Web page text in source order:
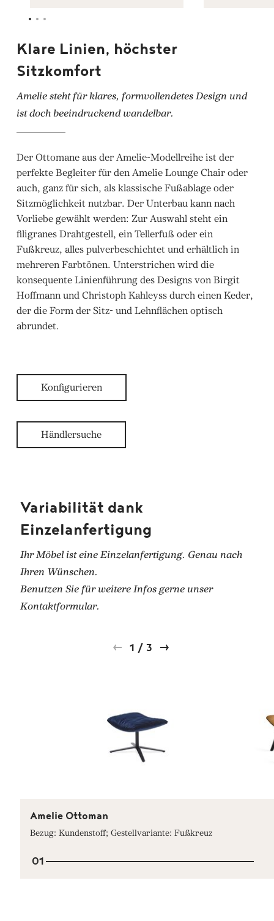
Klare Linien, höchster
Sitzkomfort
Amelie steht für klares, formvollendetes Design und
ist doch beeindruckend wandelbar.
Der Ottomane aus der Amelie-Modellreihe ist der
perfekte Begleiter für den Amelie Lounge Chair oder
auch, ganz für sich, als klassische Fußablage oder
Sitzmöglichkeit nutzbar. Der Unterbau kann nach
Vorliebe gewählt werden: Zur Auswahl steht ein
filigranes Drahtgestell, ein Tellerfuß oder ein
Fußkreuz, alles pulverbeschichtet und erhältlich in
mehreren Farbtönen. Unterstrichen wird die
konsequente Linienführung des Designs von Birgit
Hoffmann und Christoph Kahleyss durch einen Keder,
der die Form der Sitz- und Lehnflächen optisch
abrundet.
Konfigurieren
Händlersuche
Variabilität dank
Einzelanfertigung
Ihr Möbel ist eine Einzelanfertigung. Genau nach
Ihren Wünschen.
Benutzen Sie für weitere Infos gerne unser
Kontaktformular.
1 / 3
Amelie Ottoman
Bezug: Kundenstoff; Gestellvariante: Fußkreuz
01